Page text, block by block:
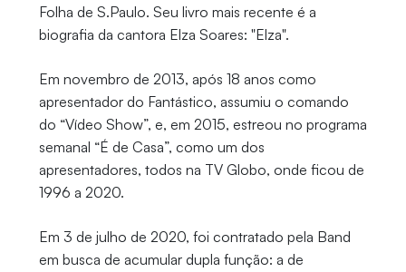
Folha de S.Paulo. Seu livro mais recente é a
biografia da cantora Elza Soares: "Elza".
Em novembro de 2013, após 18 anos como
apresentador do Fantástico, assumiu o comando
do “Vídeo Show”, e, em 2015, estreou no programa
semanal “É de Casa”, como um dos
apresentadores, todos na TV Globo, onde ficou de
1996 a 2020.
Em 3 de julho de 2020, foi contratado pela Band
em busca de acumular dupla função: a de